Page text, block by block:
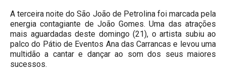
A terceira noite do São João de Petrolina foi marcada pela
energia contagiante de João Gomes. Uma das atrações
mais aguardadas deste domingo (21), o artista subiu ao
palco do Pátio de Eventos Ana das Carrancas e levou uma
multidão a cantar e dançar ao som dos seus maiores
sucessos.